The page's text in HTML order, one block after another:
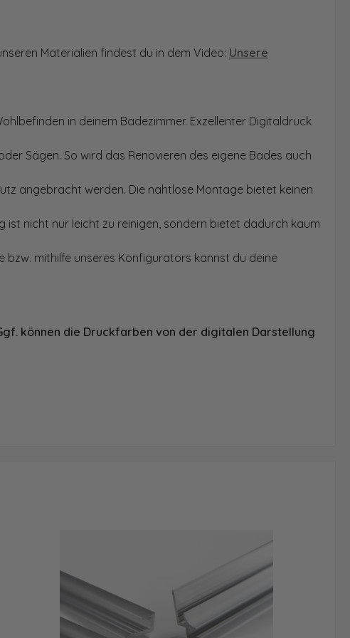
Materialien findest du in dem Video: Unsere
in deinem Badezimmer. Exzellenter Digitaldruck
Sägen. So wird das Renovieren des eigene Bades auch
angebracht werden. Die nahtlose Montage bietet keinen
nicht nur leicht zu reinigen, sondern bietet dadurch kaum
bzw. mithilfe unseres Konfigurators kannst du deine
können die Druckfarben von der digitalen Darstellung